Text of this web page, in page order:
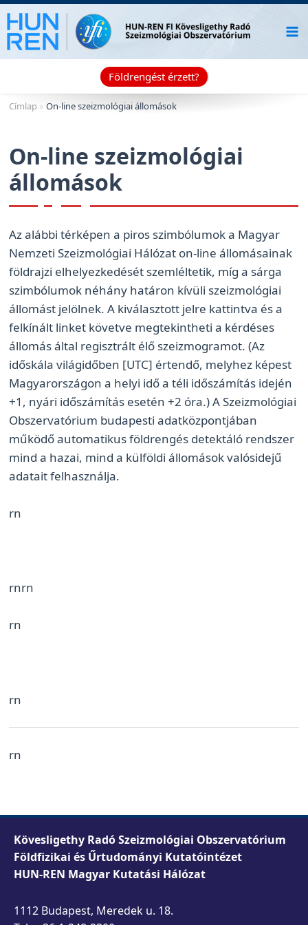
Skip
to
content
Földrengést érzett?
Címlap »On-line szeizmológiai állomások
On-line szeizmológiai
állomások
Az alábbi térképen a piros szimbólumok a Magyar
Nemzeti Szeizmológiai Hálózat on-line állomásainak
földrajzi elhelyezkedését szemléltetik, míg a sárga
szimbólumok néhány határon kívüli szeizmológiai
állomást jelölnek. A kiválasztott jelre kattintva és a
felkínált linket követve megtekintheti a kérdéses
állomás által regisztrált élő szeizmogramot. (Az
időskála világidőben [UTC] értendő, melyhez képest
Magyarországon a helyi idő a téli időszámítás idején
+1, nyári időszámítás esetén +2 óra.) A Szeizmológiai
Obszervatórium budapesti adatközpontjában
működő automatikus földrengés detektáló rendszer
mind a hazai, mind a külföldi állomások valósidejű
adatait felhasználja.
rn
rnrn
rn
rn
rn
Kövesligethy Radó Szeizmológiai Obszervatórium
Földfizikai és Űrtudományi Kutatóintézet
HUN-REN Magyar Kutatási Hálózat
1112 Budapest, Meredek u. 18.